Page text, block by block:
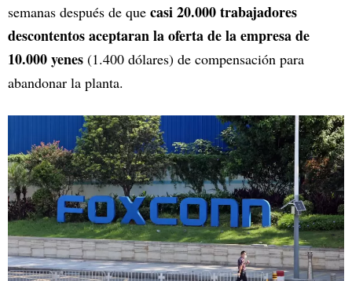
semanas después de que casi 20.000 trabajadores
descontentos aceptaran la oferta de la empresa de
10.000 yenes (1.400 dólares) de compensación para
abandonar la planta.